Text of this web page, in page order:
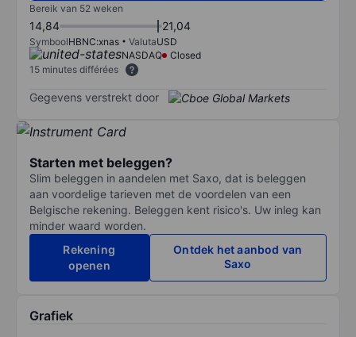
Bereik van 52 weken
14,84 21,04
SymboolHBNC:xnas ValutaUSD
NASDAQ
Closed
15 minutes différées
Gegevens verstrekt door
Starten met beleggen?
Slim beleggen in aandelen met Saxo, dat is beleggen
aan voordelige tarieven met de voordelen van een
Belgische rekening. Beleggen kent risico's. Uw inleg kan
minder waard worden.
Rekening
openen
Ontdek het aanbod van
Saxo
Grafiek